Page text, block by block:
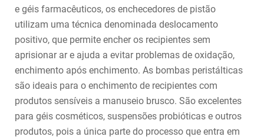
e géis farmacêuticos, os enchecedores de pistão
utilizam uma técnica denominada deslocamento
positivo, que permite encher os recipientes sem
aprisionar ar e ajuda a evitar problemas de oxidação,
enchimento após enchimento. As bombas peristálticas
são ideais para o enchimento de recipientes com
produtos sensíveis a manuseio brusco. São excelentes
para géis cosméticos, suspensões probióticas e outros
produtos, pois a única parte do processo que entra em